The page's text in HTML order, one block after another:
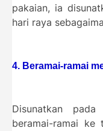
pakaian, ia
hari raya
4. Beramai-ramai
Disunatkan
beramai-ramai ke